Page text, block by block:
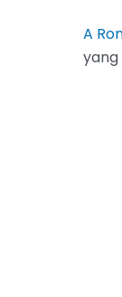
A
yang